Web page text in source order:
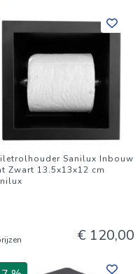
Sanilux Inbouw
Zwart 13.5x13x12 cm
€ 120,00